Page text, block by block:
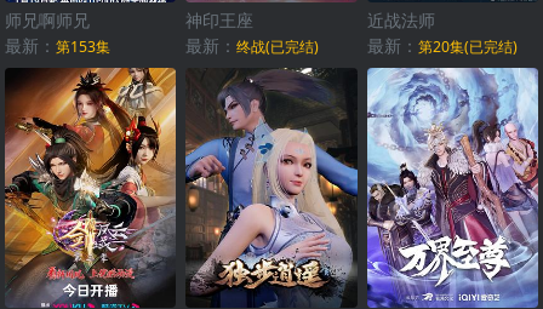
师兄啊师兄
最新： 第153集
神印王座
最新：终战(已完结)
近战法师
最新： 第20集(已完结)